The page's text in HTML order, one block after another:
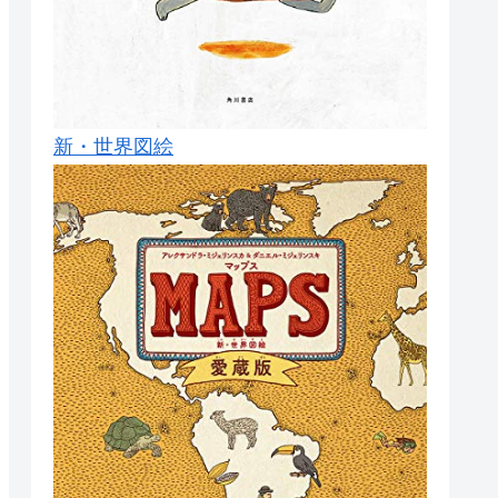
新・世界図絵